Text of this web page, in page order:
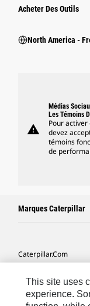
Acheter Des Outils
North America -
warning
Médias
Les Témoins
Pour
devez
témoins
de
Marques Caterpillar
Caterpillar.com
Mes Préférences
This site uses
experience.